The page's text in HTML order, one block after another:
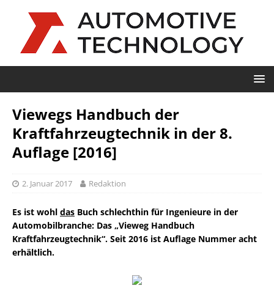
Viewegs Handbuch der
Kraftfahrzeugtechnik in der 8.
Auflage [2016]
2. Januar 2017 Redaktion
Es ist wohl das Buch schlechthin für Ingenieure in der
Automobilbranche: Das „Vieweg Handbuch
Kraftfahrzeugtechnik“. Seit 2016 ist Auflage Nummer acht
erhältlich.